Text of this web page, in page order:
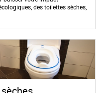
g
des toilettes sèches,